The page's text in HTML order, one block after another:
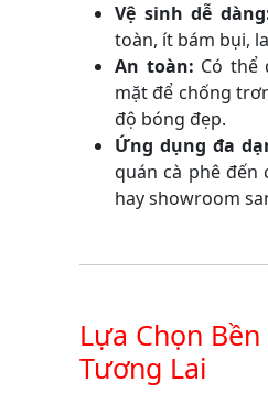
Vệ sinh dễ
toàn, ít bám bụi,
An toàn: Có thể
mặt để chống
độ bóng đẹp.
Ứng dụng đa
quán cà phê đến
hay showroom
Lựa Chọn
Tương Lai